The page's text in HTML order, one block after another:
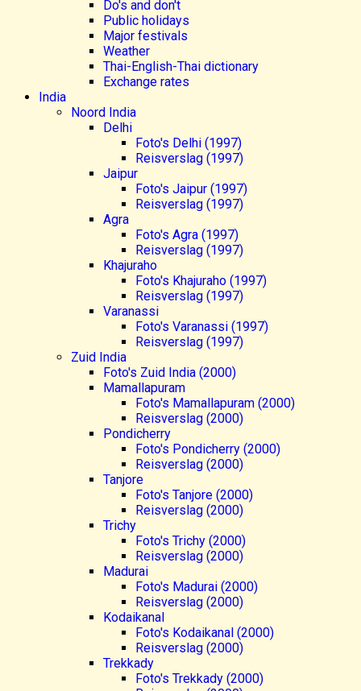
Do's and don't
Public holidays
Major festivals
Weather
Thai-English-Thai dictionary
Exchange rates
India
Noord India
Delhi
Foto's Delhi (1997)
Reisverslag (1997)
Jaipur
Foto's Jaipur (1997)
Reisverslag (1997)
Agra
Foto's Agra (1997)
Reisverslag (1997)
Khajuraho
Foto's Khajuraho (1997)
Reisverslag (1997)
Varanassi
Foto's Varanassi (1997)
Reisverslag (1997)
Zuid India
Foto's Zuid India (2000)
Mamallapuram
Foto's Mamallapuram (2000)
Reisverslag (2000)
Pondicherry
Foto's Pondicherry (2000)
Reisverslag (2000)
Tanjore
Foto's Tanjore (2000)
Reisverslag (2000)
Trichy
Foto's Trichy (2000)
Reisverslag (2000)
Madurai
Foto's Madurai (2000)
Reisverslag (2000)
Kodaikanal
Foto's Kodaikanal (2000)
Reisverslag (2000)
Trekkady
Foto's Trekkady (2000)